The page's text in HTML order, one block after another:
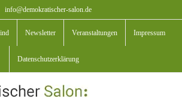
info@demokratischer-salon.de
Newsletter Veranstaltungen Impressum
Datenschutzerklärung